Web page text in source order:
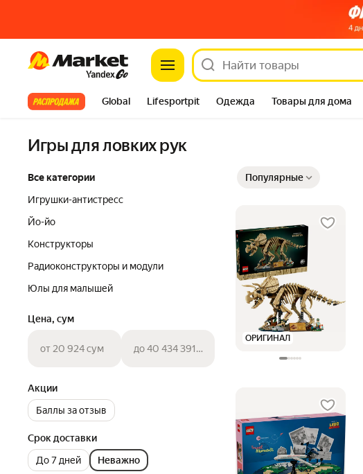
Market
Все хиты Global Lifesportpit Одежда Товары для дома
Игры для ловких рук
Все категории
Игрушки-антистресс
Йо-йо
Конструкторы
Радиоконструкторы и модули
Юлы для малышей
Цена, сум
от 20 924 сум до 40 434 391 сум
Акции
Баллы за отзыв
Срок доставки
До 7 дней
Неважно
Популярные
ОРИГИНАЛ